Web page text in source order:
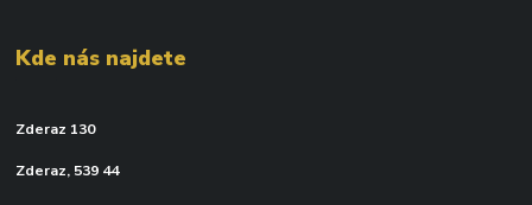
Kde nás najdete
Zderaz 130
Zderaz, 539 44